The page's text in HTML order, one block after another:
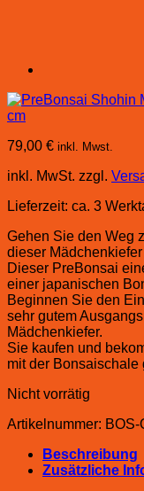
79,00 € inkl. Mwst.
inkl. MwSt. zzgl.
Lieferzeit: ca. 3
Gehen Sie den Weg
dieser
Dieser PreBonsai
einer japanischen
Beginnen Sie den
sehr gutem
Mädchenkiefer.
Sie kaufen und
mit der Bonsaischale
Nicht vorrätig
Artikelnummer: BOS-
Beschreibung
Zusätzliche